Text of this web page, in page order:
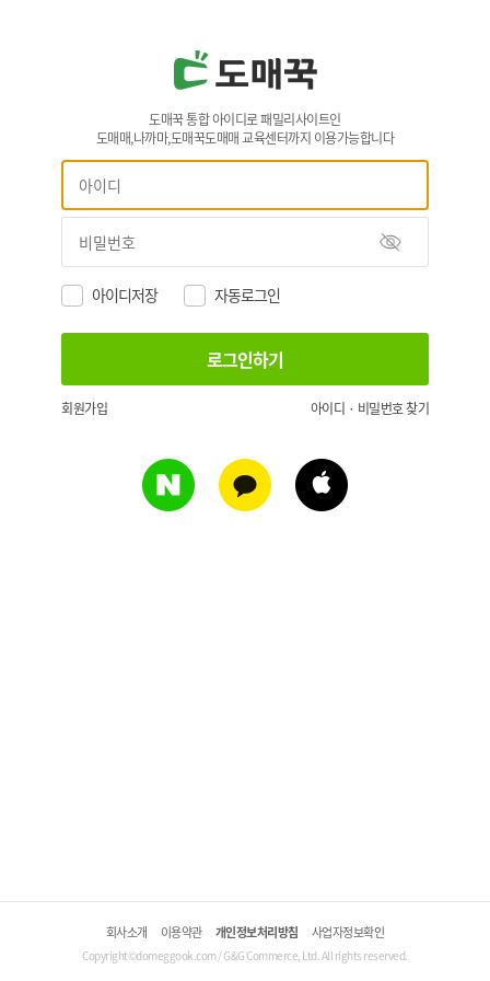
도매꾹 통합 아이디로 패밀리사이트인
도매매,나까마,도매꾹도매매 교육센터까지 이용가능합니다
아이디저장 자동로그인
회원가입 아이디 · 비밀번호 찾기
회사소개 이용약관 개인정보처리방침 사업자정보확인
Copyright©domeggook.com / G&G Commerce, Ltd. All rights reserved.